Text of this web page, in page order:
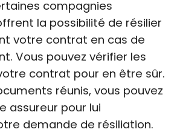
compagnies
la possibilité de résilier
votre contrat en cas de
Vous pouvez vérifier les
contrat pour en être sûr.
réunis, vous pouvez
assureur pour lui
demande de résiliation.